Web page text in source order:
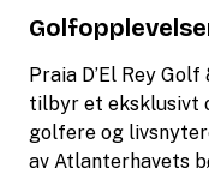
Praia D’El Rey
tilbyr et eksklusivt
golfere og
av Atlanterhavets